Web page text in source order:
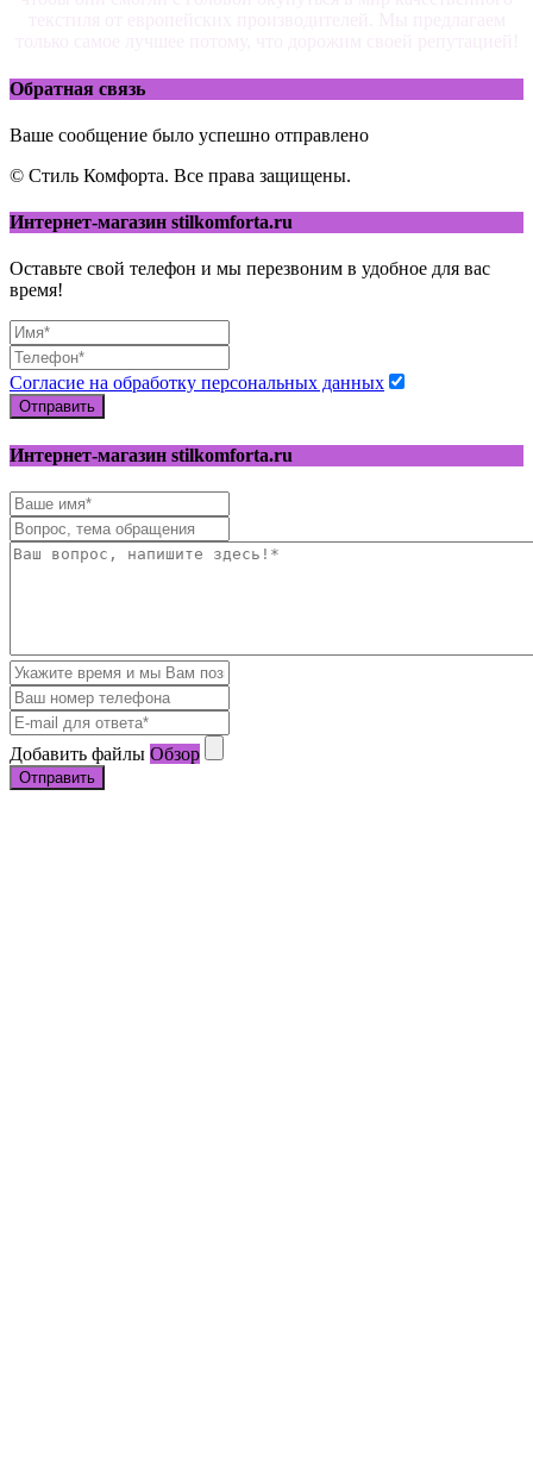
Обратная связь
Ваше сообщение было успешно отправлено
© Стиль Комфорта. Все права защищены.
Интернет-магазин stilkomforta.ru
Оставьте свой телефон и мы перезвоним в удобное для вас
время!
Согласие на обработку персональных данных
Отправить
Интернет-магазин stilkomforta.ru
Добавить файлы Обзор
Отправить